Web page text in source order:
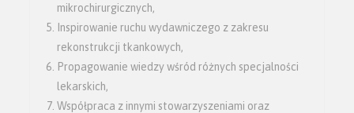
mikrochirurgicznych,
Inspirowanie ruchu wydawniczego z zakresu
rekonstrukcji tkankowych,
Propagowanie wiedzy wśród różnych specjalności
lekarskich,
Współpraca z innymi stowarzyszeniami oraz